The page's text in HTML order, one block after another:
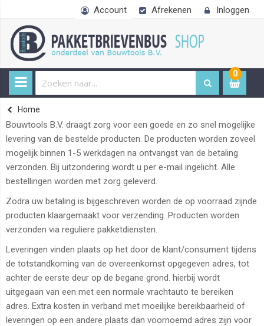
Account Afrekenen Inloggen
0
item
Home
Bouwtools B.V. draagt zorg voor een goede en zo snel mogelijke
levering van de bestelde producten. De producten worden zoveel
mogelijk binnen 1-5 werkdagen na ontvangst van de betaling
verzonden. Bij uitzondering wordt u per e-mail ingelicht. Alle
bestellingen worden met zorg geleverd.
Zodra uw betaling is bijgeschreven worden de op voorraad zijnde
producten klaargemaakt voor verzending. Producten worden
verzonden via reguliere pakketdiensten.
Leveringen vinden plaats op het door de klant/consument tijdens
de totstandkoming van de overeenkomst opgegeven adres, tot
achter de eerste deur op de begane grond. hierbij wordt
uitgegaan van een met een normale vrachtauto te bereiken
adres. Extra kosten in verband met moeilijke bereikbaarheid of
leveringen op een andere plaats dan voornoemd adres zijn voor